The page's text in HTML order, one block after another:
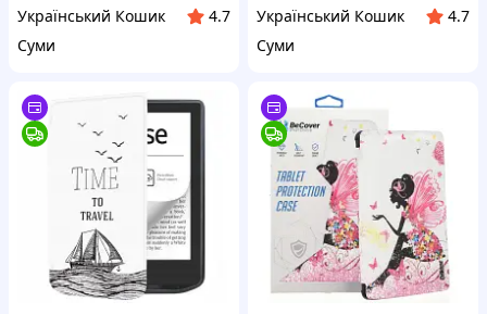
Український Кошик
4.7
Суми
Український Кошик
4.7
Суми